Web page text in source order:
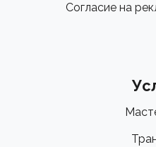
Согласие на